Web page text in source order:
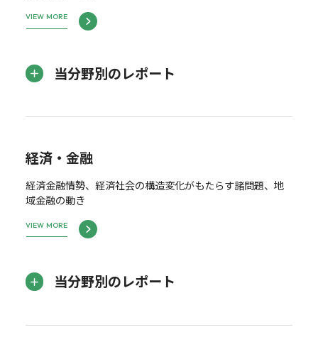
VIEW MORE
当分野別のレポート
経済・金融
経済金融情勢、経済社会の構造変化がもたらす諸問題、地
域金融の動き
VIEW MORE
当分野別のレポート